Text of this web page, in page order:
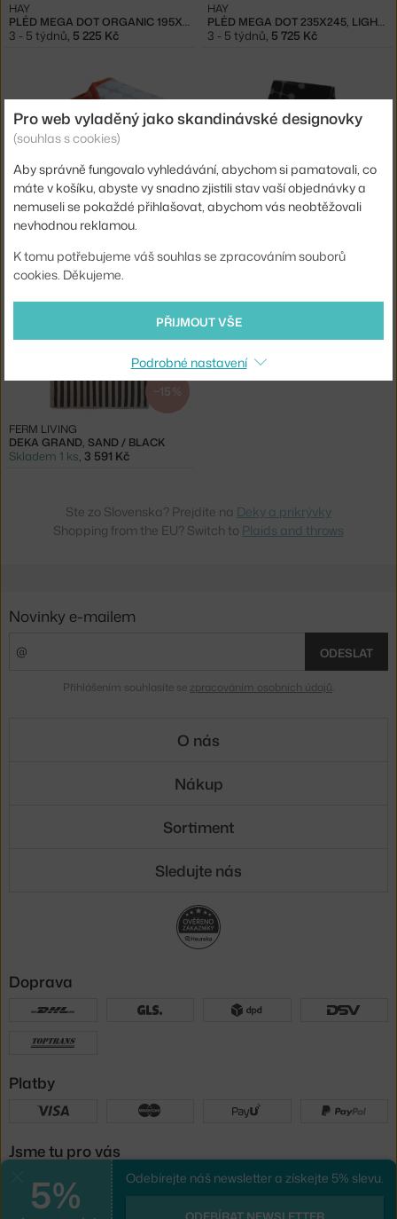
PLÉD MEGA DOT ORGANIC 195X245, LIGHT BLUE
HAY
3 - 5 týdnů, 5 225 Kč
PLÉD MEGA DOT 235X245, LIGHT BLUE
HAY
3 - 5 týdnů, 5 725 Kč
HAY VITRA
−15 %
DEKA GRAND, SAND / BLACK
FERM LIVING
Skladem 1 ks, 3 591 Kč
Ste zo Slovenska? Prejdite na Deky a prikrývky
Shopping from the EU? Switch to Plaids and throws
Pro web vyladěný jako skandinávské designovky
(souhlas s cookies)
Aby správně fungovalo vyhledávání, abychom si pamatovali, co
máte v košíku, abyste vy snadno zjistili stav vaší objednávky a
nemuseli se pokaždé přihlašovat, abychom vás neobtěžovali
nevhodnou reklamou.
K tomu potřebujeme váš souhlas se zpracováním souborů
cookies. Děkujeme.
PŘIJMOUT VŠE
Podrobné nastavení
5% Odebírejte náš newsletter a získejte 5% slevu.
Novinky e-mailem
ODESLAT
Přihlášením souhlasíte se zpracováním osobních údajů
O nás
Nákup
Sortiment
Sledujte nás
Doprava
Platby
Jsme tu pro vás
e-shop na míruod